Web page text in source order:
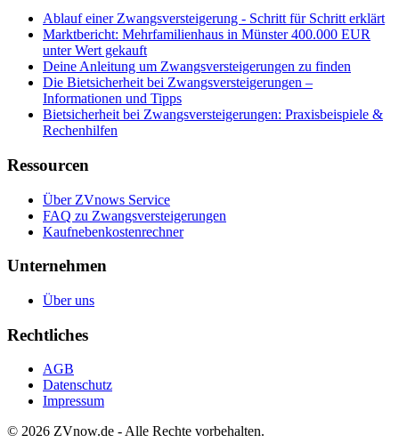
Ablauf einer Zwangsversteigerung - Schritt für Schritt erklärt
Marktbericht: Mehrfamilienhaus in Münster 400.000 EUR
unter Wert gekauft
Deine Anleitung um Zwangsversteigerungen zu finden
Die Bietsicherheit bei Zwangsversteigerungen –
Informationen und Tipps
Bietsicherheit bei Zwangsversteigerungen: Praxisbeispiele &
Rechenhilfen
Ressourcen
Über ZVnows Service
FAQ zu Zwangsversteigerungen
Kaufnebenkostenrechner
Unternehmen
Über uns
Rechtliches
AGB
Datenschutz
Impressum
© 2026 ZVnow.de - Alle Rechte vorbehalten.